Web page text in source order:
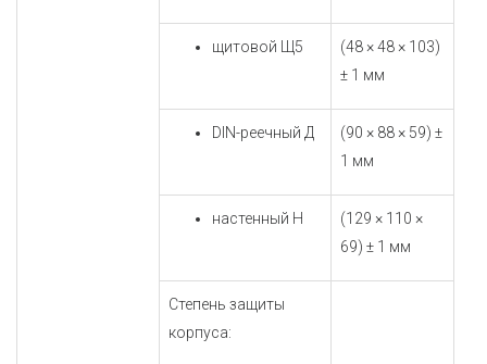
щитовой Щ5
(48 × 48 × 103)
± 1 мм
DIN-реечный Д
(90 × 88 × 59) ±
1 мм
настенный Н
(129 × 110 ×
69) ± 1 мм
Степень защиты
корпуса: